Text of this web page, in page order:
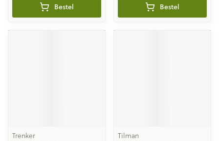
Bestel Bestel
Trenker
Tilman